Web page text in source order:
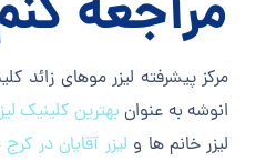
مراجعه
مرکز پیشرفته لیزر موهای زائد
انوشه به عنوان بهترین کلینیک
لیزر خانم ها و لیزر آقایان در کرج